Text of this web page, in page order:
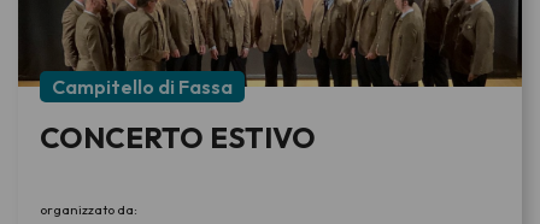
Campitello di Fassa
CONCERTO ESTIVO
organizzato da: